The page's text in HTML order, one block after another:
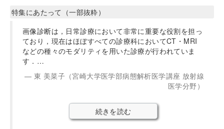
特集にあたって（一部抜粋）
画像診断は，日常診療において非常に重要な役割を担っ
ており，現在はほぼすべての診療科においてCT・MRI
などの種々のモダリティを用いた診療が行われていま
す．…
東 美菜子（宮崎大学医学部病態解析医学講座 放射線
医学分野）
続きを読む